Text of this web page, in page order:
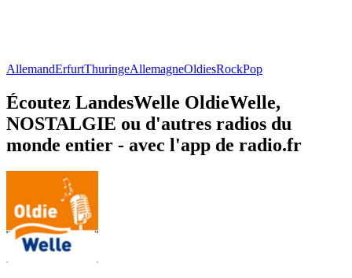
AllemandErfurtThuringeAllemagneOldiesRockPop
Écoutez LandesWelle OldieWelle,
NOSTALGIE ou d'autres radios du
monde entier - avec l'app de radio.fr